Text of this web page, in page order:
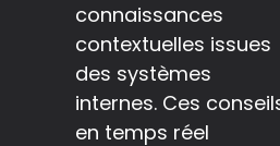
connaissances
contextuelles issues
des systèmes
internes. Ces
en temps réel